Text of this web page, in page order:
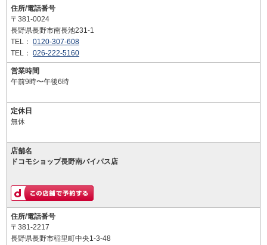
住所/電話番号
〒381-0024
長野県長野市南長池231-1
TEL： 0120-307-608
TEL： 026-222-5160
営業時間
午前9時〜午後6時
定休日
無休
店舗名
ドコモショップ長野南バイパス店
住所/電話番号
〒381-2217
長野県長野市稲里町中央1-3-48